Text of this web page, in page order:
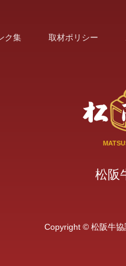
ク集 取材ポリシー
松阪
Copyright © 松阪牛協